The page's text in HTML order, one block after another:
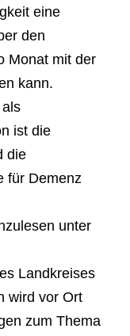
eine
den
Monat mit der
kann.
ist die
die
für Demenz
unter
Landkreises
wird vor Ort
zum Thema